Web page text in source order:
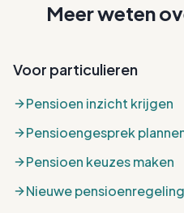
Meer weten
Voor particulieren
Pensioen inzicht krijgen
Pensioengesprek
Pensioen keuzes maken
Nieuwe pensioenregeling